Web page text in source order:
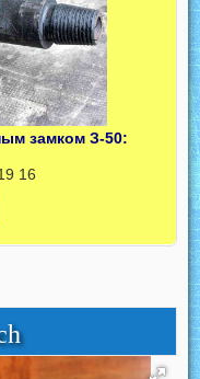
замком З-50:
16